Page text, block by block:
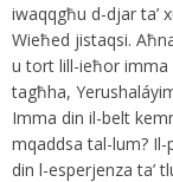
iwaqqgħu d-djar ta’
Wieħed jistaqsi.
u tort lill-ieħor imma
tagħha,
Imma din il-belt
mqaddsa tal-lum?
din l-esperjenza ta’